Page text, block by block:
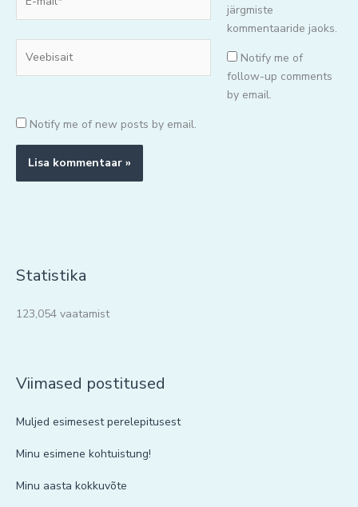
mail*
järgmiste
kommentaaride jaoks.
Notify me of
follow-up comments
by email.
Notify me of new posts by email.
Statistika
123,054 vaatamist
Viimased postitused
Muljed esimesest perelepitusest
Minu esimene kohtuistung!
Minu aasta kokkuvõte